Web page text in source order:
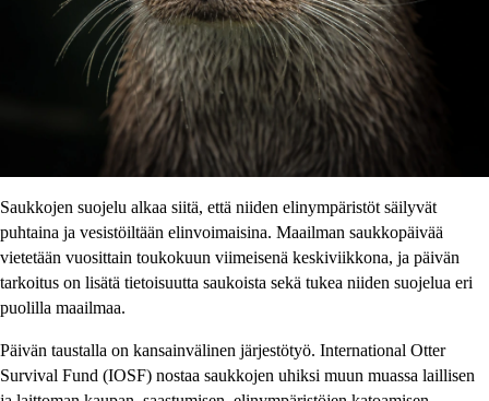
Saukkojen suojelu alkaa siitä, että niiden elinympäristöt säilyvät
puhtaina ja vesistöiltään elinvoimaisina. Maailman saukkopäivää
vietetään vuosittain toukokuun viimeisenä keskiviikkona, ja päivän
tarkoitus on lisätä tietoisuutta saukoista sekä tukea niiden suojelua eri
puolilla maailmaa.
Päivän taustalla on kansainvälinen järjestötyö. International Otter
Survival Fund (IOSF) nostaa saukkojen uhiksi muun muassa laillisen